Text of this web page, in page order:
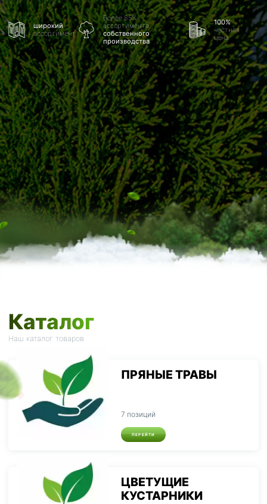
широкий
ассортимент
Более 85%
ассортимента
собственного
производства
100%
честная
цена
Каталог
Наш каталог товаров
ПРЯНЫЕ ТРАВЫ
7 позиций
ПЕРЕЙТИ
ЦВЕТУЩИЕ
КУСТАРНИКИ